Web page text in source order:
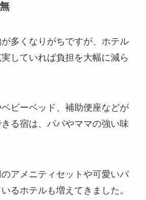
多くなりがちですが、ホテル
していれば負担を大幅に減ら
ビーベッド、補助便座などが
る宿は、パパやママの強い味
アメニティセットや可愛いパ
るホテルも増えてきました。